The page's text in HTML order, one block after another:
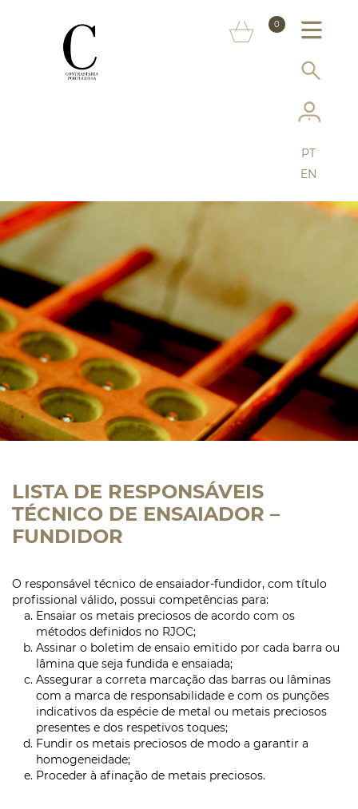
0
SERVIÇOS
MAIS CONTRASTARIA
FAQ
PT
EN
LISTA DE RESPONSÁVEIS
TÉCNICO DE ENSAIADOR –
FUNDIDOR
O responsável técnico de ensaiador-fundidor, com título
profissional válido, possui competências para:
Ensaiar os metais preciosos de acordo com os
métodos definidos no RJOC;
Assinar o boletim de ensaio emitido por cada barra ou
lâmina que seja fundida e ensaiada;
Assegurar a correta marcação das barras ou lâminas
com a marca de responsabilidade e com os punções
indicativos da espécie de metal ou metais preciosos
presentes e dos respetivos toques;
Fundir os metais preciosos de modo a garantir a
homogeneidade;
Proceder à afinação de metais preciosos.